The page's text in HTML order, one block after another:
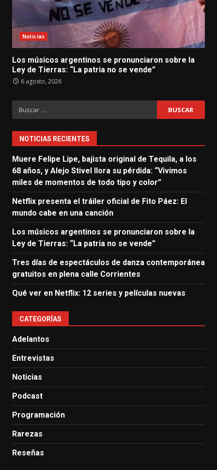
Noticias
Los músicos argentinos se pronunciaron sobre la
Ley de Tierras: “La patria no se vende”
6 agosto, 2026
Buscar:
NOTICIAS RECIENTES
Muere Felipe Lipe, bajista original de Tequila, a los
68 años, y Alejo Stivel llora su pérdida: “Vivimos
miles de momentos de todo tipo y color”
Netflix presenta el tráiler oficial de Fito Páez: El
mundo cabe en una canción
Los músicos argentinos se pronunciaron sobre la
Ley de Tierras: “La patria no se vende”
Tres días de espectáculos de danza contemporánea
gratuitos en plena calle Corrientes
Qué ver en Netflix: 12 series y películas nuevas
CATEGORÍAS
Adelantos
Entrevistas
Noticias
Podcast
Programación
Rarezas
Reseñas